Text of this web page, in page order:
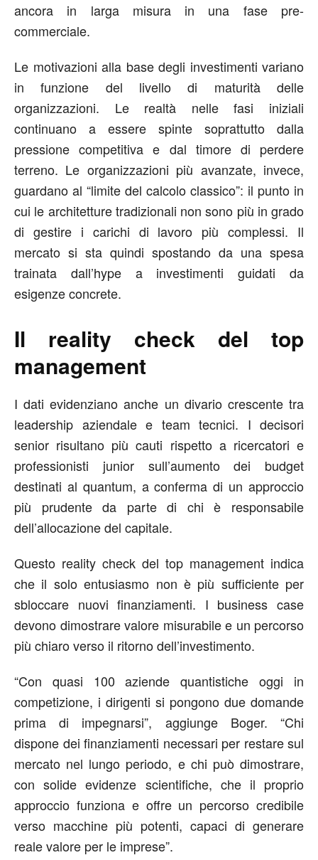
ancora in larga misura in una fase pre-
commerciale.
Le motivazioni alla base degli investimenti variano
in funzione del livello di maturità delle
organizzazioni. Le realtà nelle fasi iniziali
continuano a essere spinte soprattutto dalla
pressione competitiva e dal timore di perdere
terreno. Le organizzazioni più avanzate, invece,
guardano al “limite del calcolo classico”: il punto in
cui le architetture tradizionali non sono più in grado
di gestire i carichi di lavoro più complessi. Il
mercato si sta quindi spostando da una spesa
trainata dall’hype a investimenti guidati da
esigenze concrete.
Il reality check del top
management
I dati evidenziano anche un divario crescente tra
leadership aziendale e team tecnici. I decisori
senior risultano più cauti rispetto a ricercatori e
professionisti junior sull’aumento dei budget
destinati al quantum, a conferma di un approccio
più prudente da parte di chi è responsabile
dell’allocazione del capitale.
Questo reality check del top management indica
che il solo entusiasmo non è più sufficiente per
sbloccare nuovi finanziamenti. I business case
devono dimostrare valore misurabile e un percorso
più chiaro verso il ritorno dell’investimento.
“Con quasi 100 aziende quantistiche oggi in
competizione, i dirigenti si pongono due domande
prima di impegnarsi”, aggiunge Boger. “Chi
dispone dei finanziamenti necessari per restare sul
mercato nel lungo periodo, e chi può dimostrare,
con solide evidenze scientifiche, che il proprio
approccio funziona e offre un percorso credibile
verso macchine più potenti, capaci di generare
reale valore per le imprese”.